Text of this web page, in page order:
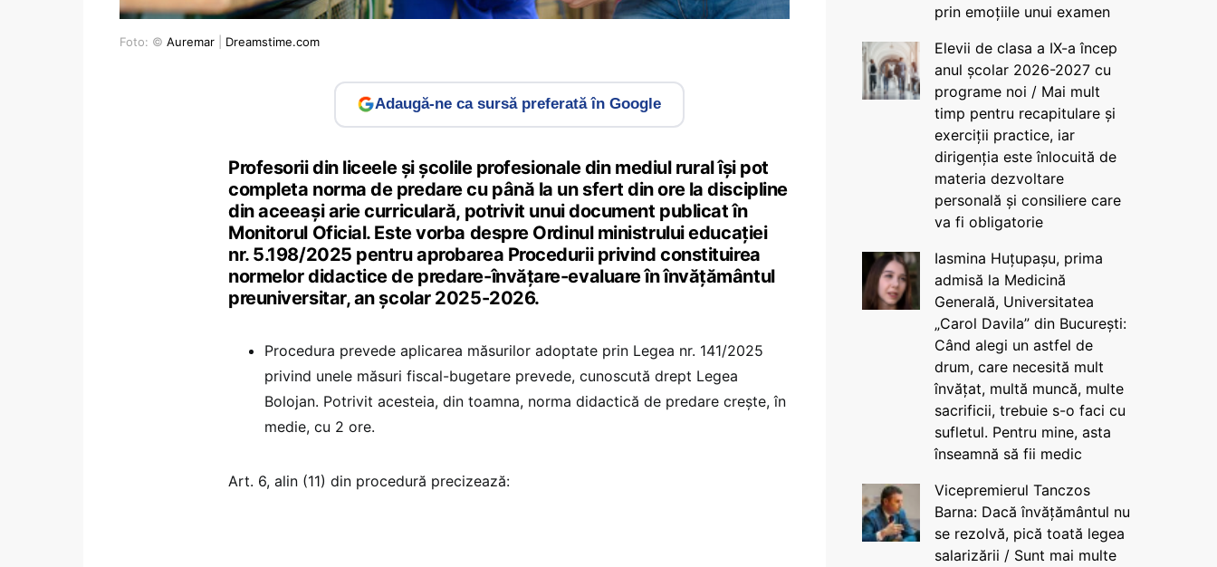
Foto: © Auremar Dreamstime.com
Adaugă-ne ca sursă preferată în Google
Profesorii din liceele și școlile profesionale din mediul rural își pot
completa norma de predare cu până la un sfert din ore la discipline
din aceeași arie curriculară, potrivit unui document publicat în
Monitorul Oficial. Este vorba despre Ordinul ministrului educației
nr. 5.198/2025 pentru aprobarea Procedurii privind constituirea
normelor didactice de predare-învățare-evaluare în învățământul
preuniversitar, an școlar 2025-2026.
Procedura prevede aplicarea măsurilor adoptate prin Legea nr. 141/2025
privind unele măsuri fiscal-bugetare prevede, cunoscută drept Legea
Bolojan. Potrivit acesteia, din toamna, norma didactică de predare crește, în
medie, cu 2 ore.
Art. 6, alin (11) din procedură precizează:
prin emoțiile unui examen
Elevii de clasa a IX-a încep
anul școlar 2026-2027 cu
programe noi / Mai mult
timp pentru recapitulare și
exerciții practice, iar
dirigenția este înlocuită de
materia dezvoltare
personală și consiliere care
va fi obligatorie
Iasmina Huțupașu, prima
admisă la Medicină
Generală, Universitatea
„Carol Davila” din București:
Când alegi un astfel de
drum, care necesită mult
învățat, multă muncă, multe
sacrificii, trebuie s-o faci cu
sufletul. Pentru mine, asta
înseamnă să fii medic
Vicepremierul Tanczos
Barna: Dacă învățământul nu
se rezolvă, pică toată legea
salarizării / Sunt mai multe